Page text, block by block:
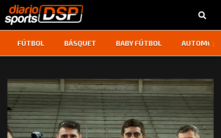
FÚTBOL BÁSQUET BABY FÚTBOL ‹ ›